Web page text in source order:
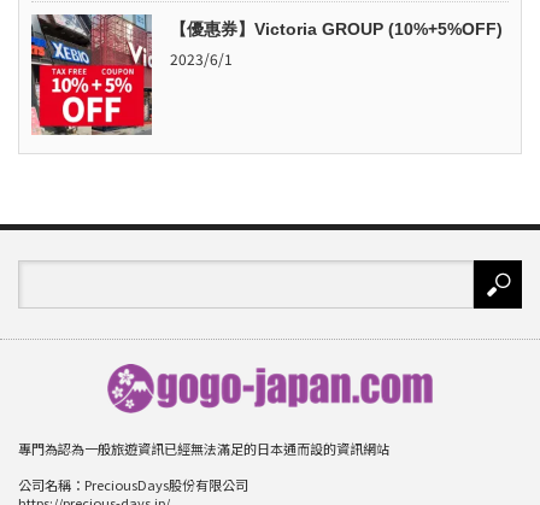
【優惠券】Victoria GROUP (10%+5%OFF)
2023/6/1
專門為認為一般旅遊資訊已經無法滿足的日本通而設的資訊網站
公司名稱：PreciousDays股份有限公司